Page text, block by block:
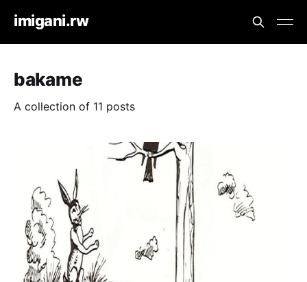
imigani.rw
bakame
A collection of 11 posts